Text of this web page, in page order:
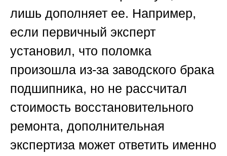
лишь дополняет ее. Например,
если первичный эксперт
установил, что поломка
произошла из-за заводского брака
подшипника, но не рассчитал
стоимость восстановительного
ремонта, дополнительная
экспертиза может ответить именно